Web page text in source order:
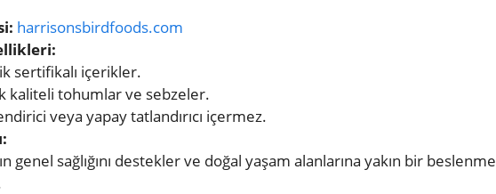
harrisonsbirdfoods.com
sertifikalı içerikler.
kaliteli tohumlar ve sebzeler.
veya yapay tatlandırıcı içermez.
genel sağlığını destekler ve doğal yaşam alanlarına yakın bir beslenme